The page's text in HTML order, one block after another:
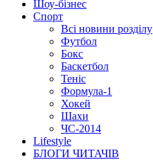
Шоу-бізнес
Спорт
Всі новини розділу
Футбол
Бокс
Баскетбол
Теніс
Формула-1
Хокей
Шахи
ЧС-2014
Lifestyle
БЛОГИ ЧИТАЧІВ